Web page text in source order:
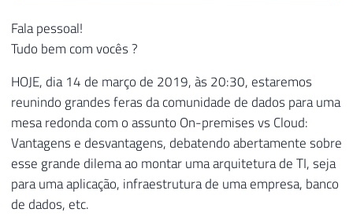
Fala pessoal!
Tudo bem com vocês ?
HOJE, dia 14 de março de 2019, às 20:30, estaremos
reunindo grandes feras da comunidade de dados para uma
mesa redonda com o assunto On-premises vs Cloud:
Vantagens e desvantagens, debatendo abertamente sobre
esse grande dilema ao montar uma arquitetura de TI, seja
para uma aplicação, infraestrutura de uma empresa, banco
de dados, etc.